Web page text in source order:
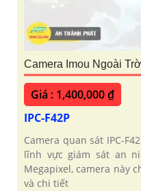
Camera Imou Ngoài
Giá : 1,400,000 ₫
IPC-F42P
Camera quan sát IPC-
lĩnh vực giám sát an
Megapixel, camera này
và chi tiết